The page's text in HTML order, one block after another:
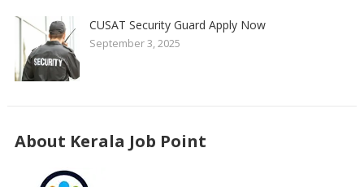
CUSAT Security Guard Apply Now
September 3, 2025
About Kerala Job Point